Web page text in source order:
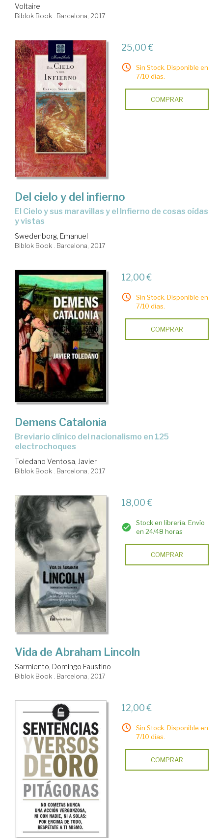
Voltaire
Biblok Book . Barcelona, 2017
25,00 €
Sin Stock. Disponible en
7/10 días.
COMPRAR
Del cielo y del infierno
el Cielo y sus maravillas y el Infierno de cosas oídas
y vistas
Swedenborg, Emanuel
Biblok Book . Barcelona, 2017
12,00 €
Sin Stock. Disponible en
7/10 días.
COMPRAR
Demens Catalonia
breviario clínico del nacionalismo en 125
electrochoques
Toledano Ventosa, Javier
Biblok Book . Barcelona, 2017
18,00 €
Stock en librería. Envío
en 24/48 horas
COMPRAR
Vida de Abraham Lincoln
Sarmiento, Domingo Faustino
Biblok Book . Barcelona, 2017
12,00 €
Sin Stock. Disponible en
7/10 días.
COMPRAR